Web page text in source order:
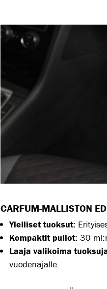
CARFUM-MALLISTON
Ylelliset tuoksut:
Kompaktit pullot: 30
Laaja valikoima
vuodenajalle.